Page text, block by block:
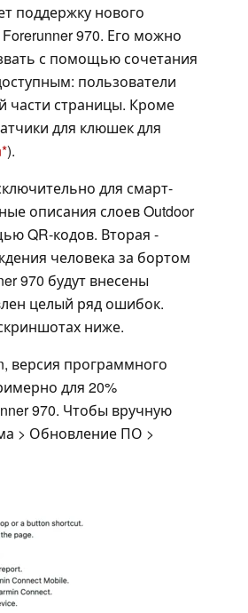
поддержку нового
970. Его можно
с помощью сочетания
пользователи
части страницы. Кроме
для клюшек для
).
для смарт-
описания слоев Outdoor
QR-кодов. Вторая -
человека за бортом
970 будут внесены
целый ряд ошибок.
ниже.
версия программного
для 20%
970. Чтобы вручную
> Обновление ПО >